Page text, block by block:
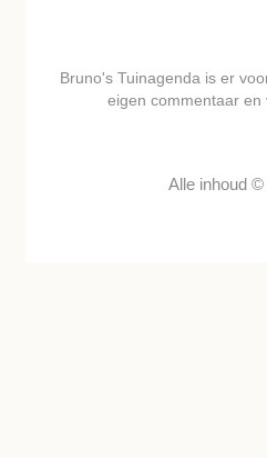
Bruno's Tuinagenda is er
eigen commentaar
Alle inhoud